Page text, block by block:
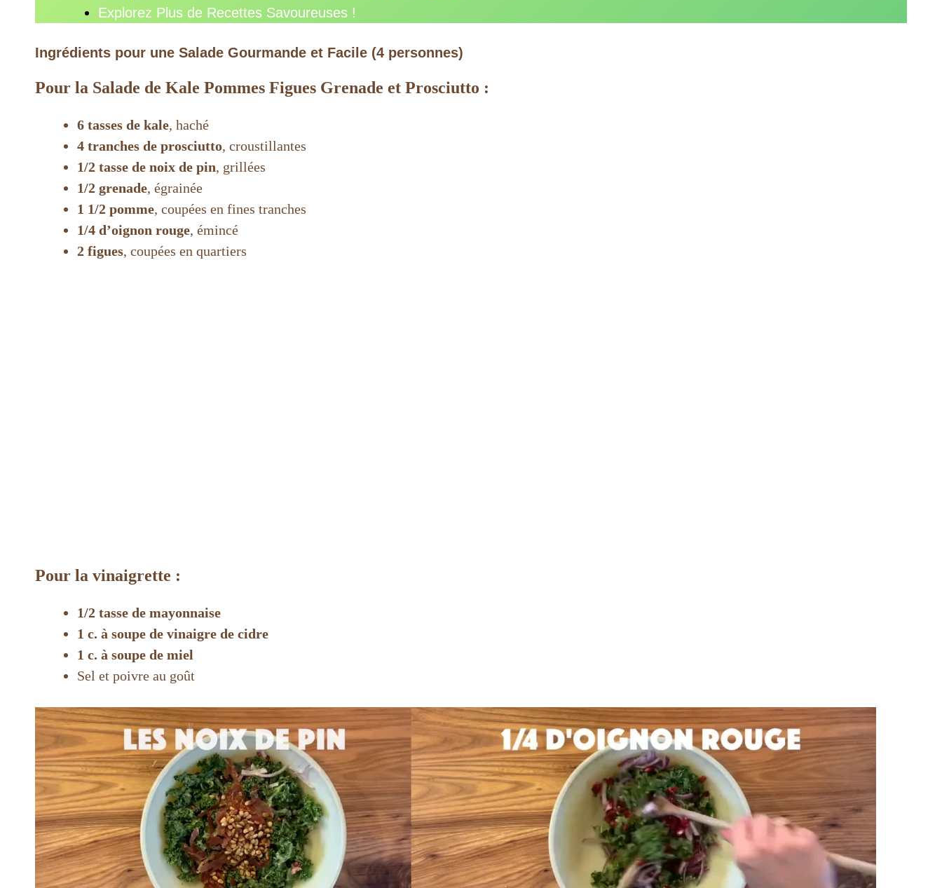
Explorez Plus de Recettes Savoureuses !
Ingrédients pour une Salade Gourmande et Facile (4 personnes)
Pour la Salade de Kale Pommes Figues Grenade et Prosciutto :
6 tasses de kale, haché
4 tranches de prosciutto, croustillantes
1/2 tasse de noix de pin, grillées
1/2 grenade, égrainée
1 1/2 pomme, coupées en fines tranches
1/4 d’oignon rouge, émincé
2 figues, coupées en quartiers
Pour la vinaigrette :
1/2 tasse de mayonnaise
1 c. à soupe de vinaigre de cidre
1 c. à soupe de miel
Sel et poivre au goût